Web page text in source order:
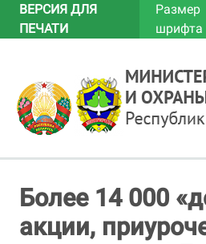
ВЕРСИЯ ДЛЯ
ПЕЧАТИ
Размер
шрифта
Более 14 000
акции,